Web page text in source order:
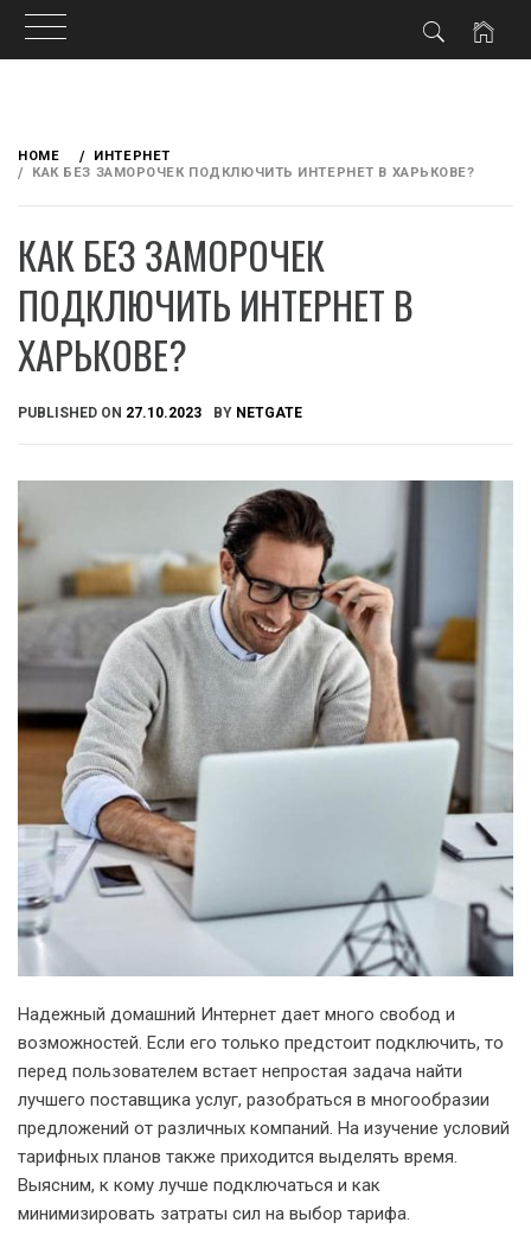
content
HOME
ИНТЕРНЕТ
КАК БЕЗ ЗАМОРОЧЕК ПОДКЛЮЧИТЬ ИНТЕРНЕТ В ХАРЬКОВЕ?
КАК БЕЗ ЗАМОРОЧЕК
ПОДКЛЮЧИТЬ ИНТЕРНЕТ В
ХАРЬКОВЕ?
PUBLISHED ON 27.10.2023 BY NETGATE
Надежный домашний Интернет дает много свобод и
возможностей. Если его только предстоит подключить, то
перед пользователем встает непростая задача найти
лучшего поставщика услуг, разобраться в многообразии
предложений от различных компаний. На изучение условий
тарифных планов также приходится выделять время.
Выясним, к кому лучше подключаться и как
минимизировать затраты сил на выбор тарифа.